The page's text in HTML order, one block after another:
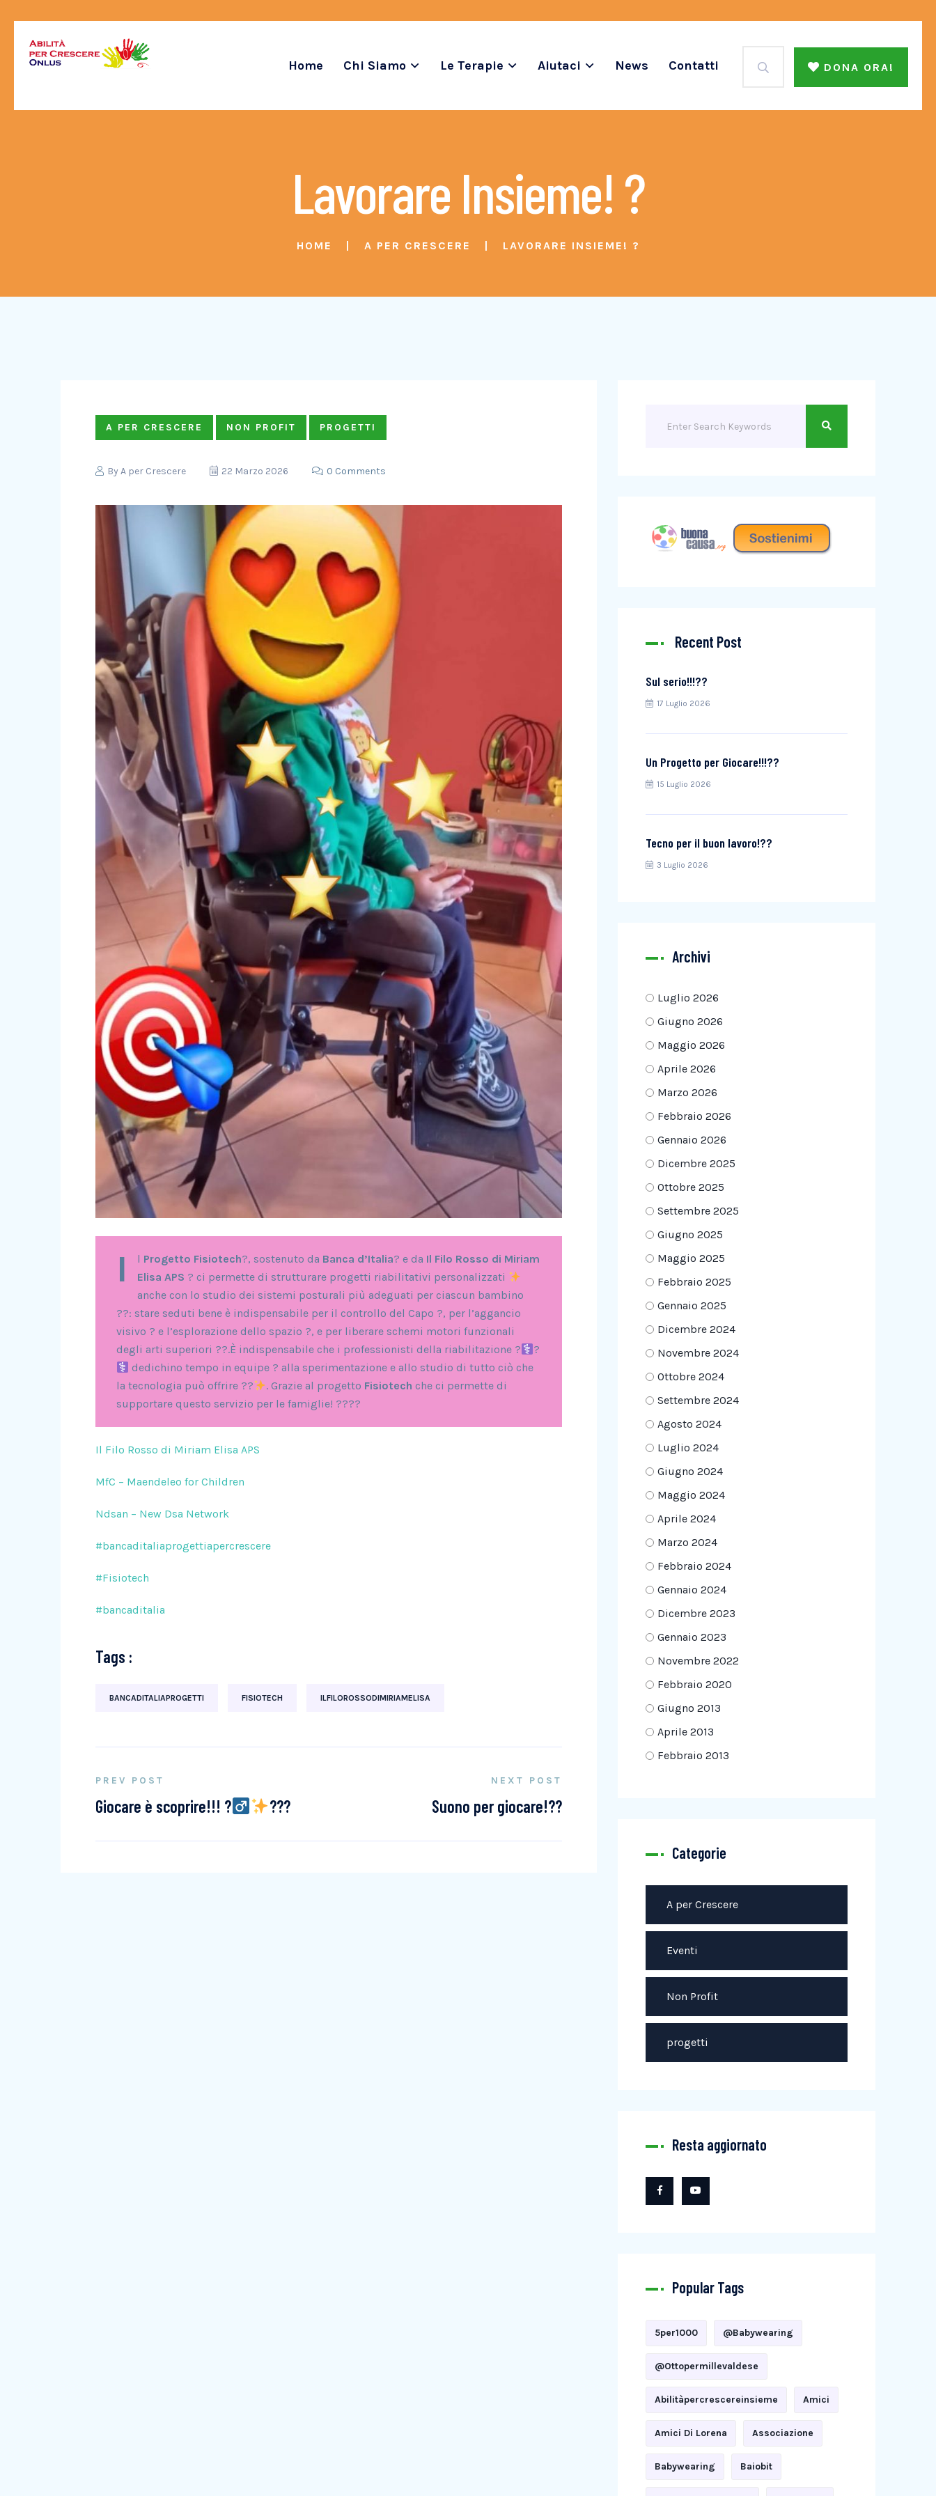
Home Chi Siamo Le Terapie Aiutaci News Contatti DONA ORA!
Lavorare Insieme! ?
HOME A PER CRESCERE LAVORARE INSIEME! ?
A PER CRESCERE NON PROFIT PROGETTI
ByA per Crescere 22 Marzo 2026 0 Comments
I l Progetto Fisiotech?, sostenuto da Banca d’Italia? e da Il Filo Rosso di Miriam
Elisa APS ? ci permette di strutturare progetti riabilitativi personalizzati
anche con lo studio dei sistemi posturali più adeguati per ciascun bambino
??: stare seduti bene è indispensabile per il controllo del Capo ?, per l’aggancio
visivo ? e l’esplorazione dello spazio ?, e per liberare schemi motori funzionali
degli arti superiori ??.È indispensabile che i professionisti della riabilitazione ?‍
?‍
dedichino tempo in equipe ? alla sperimentazione e allo studio di tutto ciò che
la tecnologia può offrire ??
. Grazie al progetto Fisiotech che ci permette di
supportare questo servizio per le famiglie! ????
Il Filo Rosso di Miriam Elisa APS
MfC – Maendeleo for Children
Ndsan – New Dsa Network
#bancaditaliaprogettiapercrescere
#Fisiotech
#bancaditalia
Tags :
BANCADITALIAPROGETTI FISIOTECH ILFILOROSSODIMIRIAMELISA
PREV POST
Giocare è scoprire!!! ? ???
NEXT POST
Suono per giocare!??
Recent Post
Sul serio!!!??
17 Luglio 2026
Un Progetto per Giocare!!!??
15 Luglio 2026
Tecno per il buon lavoro!??
3 Luglio 2026
Archivi
Luglio 2026
Giugno 2026
Maggio 2026
Aprile 2026
Marzo 2026
Febbraio 2026
Gennaio 2026
Dicembre 2025
Ottobre 2025
Settembre 2025
Giugno 2025
Maggio 2025
Febbraio 2025
Gennaio 2025
Dicembre 2024
Novembre 2024
Ottobre 2024
Settembre 2024
Agosto 2024
Luglio 2024
Giugno 2024
Maggio 2024
Aprile 2024
Marzo 2024
Febbraio 2024
Gennaio 2024
Dicembre 2023
Gennaio 2023
Novembre 2022
Febbraio 2020
Giugno 2013
Aprile 2013
Febbraio 2013
Categorie
A per Crescere
Eventi
Non Profit
progetti
Resta aggiornato
Popular Tags
5per1000 @babywearing
@ottopermillevaldese
Abilitàpercrescereinsieme Amici
Amici Di Lorena Associazione
Babywearing Baiobit